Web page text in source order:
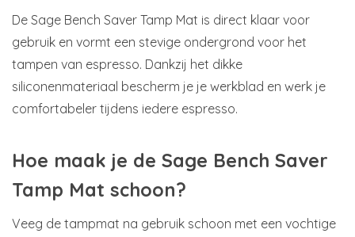
De Sage Bench Saver Tamp Mat is direct klaar voor
gebruik en vormt een stevige ondergrond voor het
tampen van espresso. Dankzij het dikke
siliconenmateriaal bescherm je je werkblad en werk je
comfortabeler tijdens iedere espresso.
Hoe maak je de Sage Bench Saver
Tamp Mat schoon?
Veeg de tampmat na gebruik schoon met een vochtige